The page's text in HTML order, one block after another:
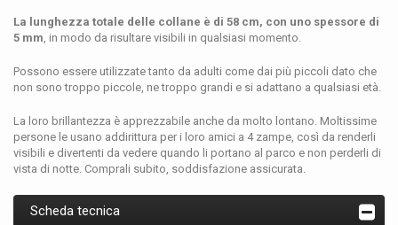
La lunghezza totale delle collane è di 58 cm, con uno spessore di
5 mm, in modo da risultare visibili in qualsiasi momento.
Possono essere utilizzate tanto da adulti come dai più piccoli dato che
non sono troppo piccole, ne troppo grandi e si adattano a qualsiasi età.
La loro brillantezza è apprezzabile anche da molto lontano. Moltissime
persone le usano addirittura per i loro amici a 4 zampe, così da renderli
visibili e divertenti da vedere quando li portano al parco e non perderli di
vista di notte. Comprali subito, soddisfazione assicurata.
Scheda tecnica